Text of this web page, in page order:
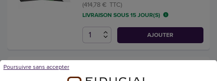
(414,78 € TTC)
LIVRAISON SOUS 15 JOUR(S)
AJOUTER
Poursuivre sans accepter